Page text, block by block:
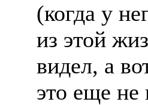
(когда у
из этой
видел, а
это еще не